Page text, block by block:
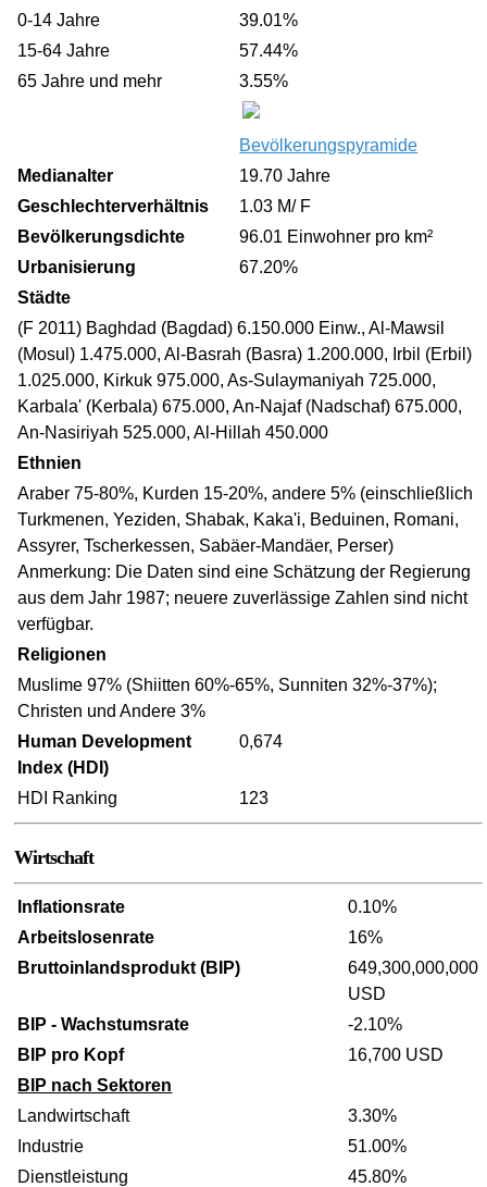
0-14 Jahre
39.01%
15-64 Jahre
57.44%
65 Jahre und mehr
3.55%
Bevölkerungspyramide
Medianalter
19.70 Jahre
Geschlechterverhältnis
1.03 M/ F
Bevölkerungsdichte
96.01 Einwohner pro km²
Urbanisierung
67.20%
Städte
(F 2011) Baghdad (Bagdad) 6.150.000 Einw., Al-Mawsil
(Mosul) 1.475.000, Al-Basrah (Basra) 1.200.000, Irbil (Erbil)
1.025.000, Kirkuk 975.000, As-Sulaymaniyah 725.000,
Karbala' (Kerbala) 675.000, An-Najaf (Nadschaf) 675.000,
An-Nasiriyah 525.000, Al-Hillah 450.000
Ethnien
Araber 75-80%, Kurden 15-20%, andere 5% (einschließlich
Turkmenen, Yeziden, Shabak, Kaka'i, Beduinen, Romani,
Assyrer, Tscherkessen, Sabäer-Mandäer, Perser)
Anmerkung: Die Daten sind eine Schätzung der Regierung
aus dem Jahr 1987; neuere zuverlässige Zahlen sind nicht
verfügbar.
Religionen
Muslime 97% (Shiitten 60%-65%, Sunniten 32%-37%);
Christen und Andere 3%
Human Development
Index (HDI)
0,674
HDI Ranking 123
Wirtschaft
Inflationsrate
0.10%
Arbeitslosenrate
16%
Bruttoinlandsprodukt (BIP)
649,300,000,000
USD
BIP - Wachstumsrate
-2.10%
BIP pro Kopf
16,700 USD
BIP nach Sektoren
Landwirtschaft
3.30%
Industrie
51.00%
Dienstleistung
45.80%